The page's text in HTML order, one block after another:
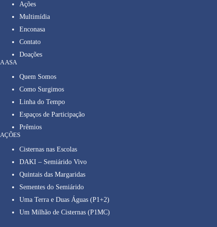
Ações
Multimídia
Enconasa
Contato
Doações
A ASA
Quem Somos
Como Surgimos
Linha do Tempo
Espaços de Participação
Prêmios
AÇÕES
Cisternas nas Escolas
DAKI – Semiárido Vivo
Quintais das Margaridas
Sementes do Semiárido
Uma Terra e Duas Águas (P1+2)
Um Milhão de Cisternas (P1MC)